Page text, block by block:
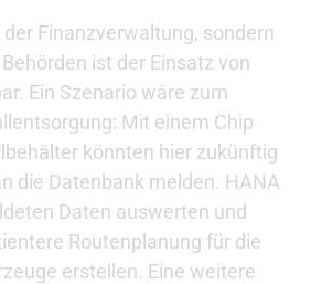
Finanzverwaltung, sondern
ist der Einsatz von
Ein Szenario wäre zum
Mit einem Chip
könnten hier zukünftig
die Datenbank melden. HANA
Daten auswerten und
Routenplanung für die
erstellen. Eine weitere